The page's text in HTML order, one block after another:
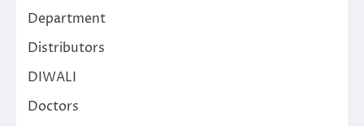
Department
Distributors
DIWALI
Doctors